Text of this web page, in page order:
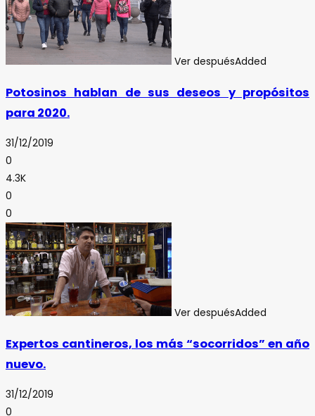
Ver despuésAdded
Potosinos hablan de sus deseos y propósitos
para 2020.
31/12/2019
0
4.3K
0
0
Ver despuésAdded
Expertos cantineros, los más “socorridos” en año
nuevo.
31/12/2019
0